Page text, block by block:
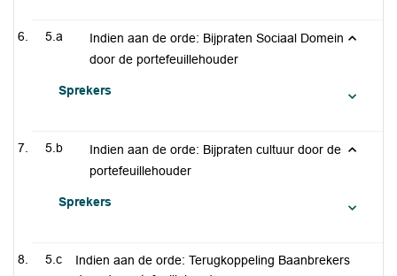
5.a
Indien aan de orde: Bijpraten Sociaal Domein
door de portefeuillehouder
Sprekers
5.b
Indien aan de orde: Bijpraten cultuur door de
portefeuillehouder
Sprekers
5.c
Indien aan de orde: Terugkoppeling Baanbrekers